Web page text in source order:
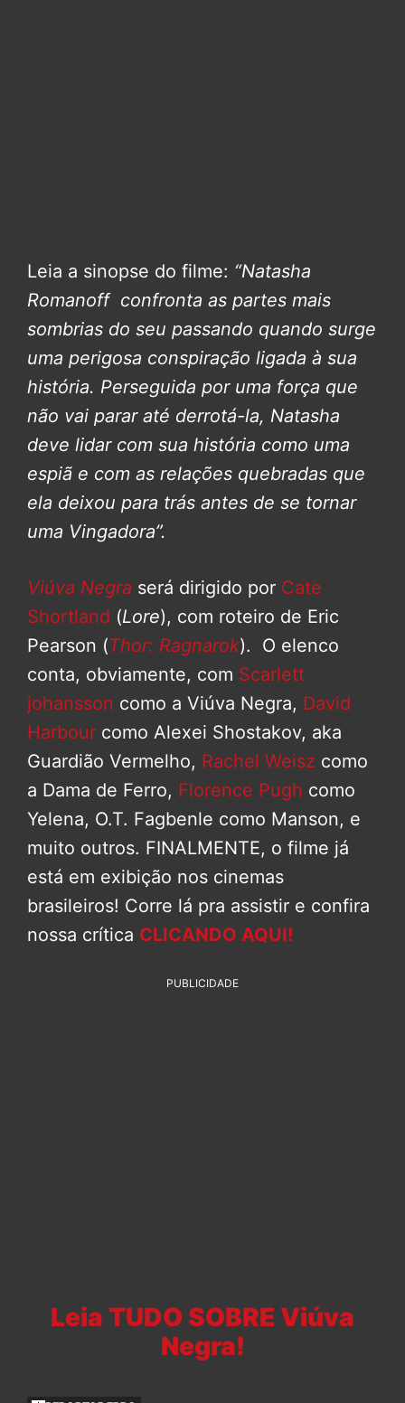
Leia a sinopse do filme: “Natasha
Romanoff confronta as partes mais
sombrias do seu passando quando surge
uma perigosa conspiração ligada à sua
história. Perseguida por uma força que
não vai parar até derrotá-la, Natasha
deve lidar com sua história como uma
espiã e com as relações quebradas que
ela deixou para trás antes de se tornar
uma Vingadora”.
Viúva Negra será dirigido por Cate
Shortland (Lore), com roteiro de Eric
Pearson (Thor: Ragnarok). O elenco
conta, obviamente, com Scarlett
johansson como a Viúva Negra, David
Harbour como Alexei Shostakov, aka
Guardião Vermelho, Rachel Weisz como
a Dama de Ferro, Florence Pugh como
Yelena, O.T. Fagbenle como Manson, e
muito outros. FINALMENTE, o filme já
está em exibição nos cinemas
brasileiros! Corre lá pra assistir e confira
nossa crítica CLICANDO AQUI!
PUBLICIDADE
Leia TUDO SOBRE Viúva
Negra!